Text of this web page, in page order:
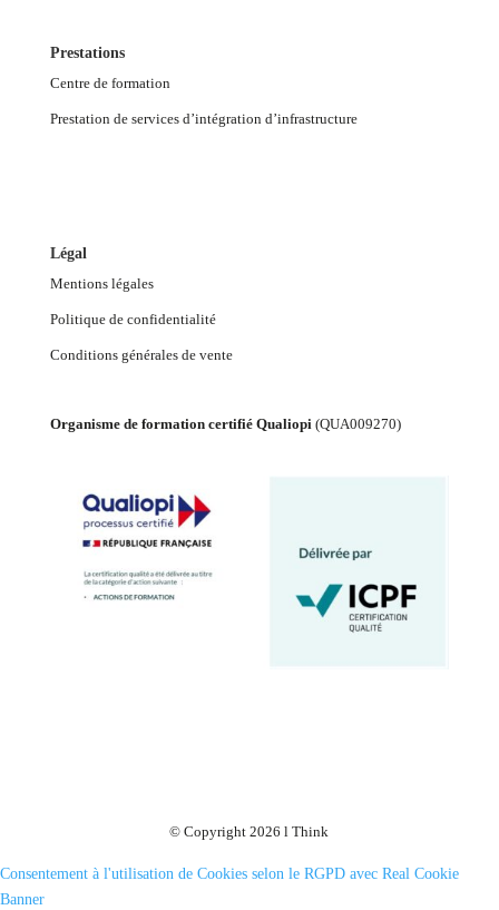
Prestations
Centre de formation
Prestation de services d’intégration d’infrastructure
Légal
Mentions légales
Politique de confidentialité
Conditions générales de vente
Organisme de formation certifié Qualiopi(QUA009270)
© Copyright 2026 l Think
Consentement à l'utilisation de Cookies selon le RGPD avec Real Cookie
Banner